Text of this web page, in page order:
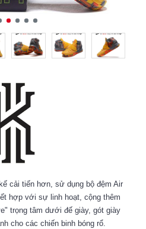
cải tiến hơn, sử dụng bộ đệm Air
hợp với sự linh hoạt, cộng thêm
trọng tâm dưới đế giày, gót giày
cho các chiến binh bóng rổ.